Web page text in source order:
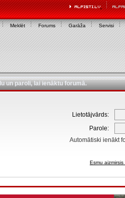
Meklēt Forums Garāža Servisi
un paroli, lai ienāktu forumā.
Lietotājvārds:
Parole:
Automātiski ienākt
Esmu